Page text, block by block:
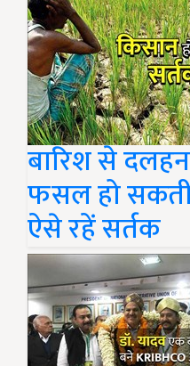
बारिश से
फसल हो सकती
ऐसे रहें सर्तक